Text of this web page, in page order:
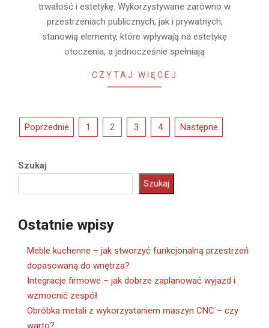
trwałość i estetykę. Wykorzystywane zarówno w
przestrzeniach publicznych, jak i prywatnych,
stanowią elementy, które wpływają na estetykę
otoczenia, a jednocześnie spełniają
CZYTAJ WIĘCEJ
Stronicowanie
Poprzednie 1 2 3 4 Następne
Szukaj
Szukaj
Ostatnie wpisy
Meble kuchenne – jak stworzyć funkcjonalną przestrzeń
dopasowaną do wnętrza?
Integracje firmowe – jak dobrze zaplanować wyjazd i
wzmocnić zespół
Obróbka metali z wykorzystaniem maszyn CNC – czy
warto?